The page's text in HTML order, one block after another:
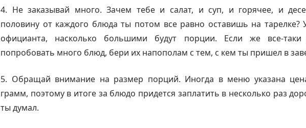
4. Не заказывай много. Зачем тебе и салат, и суп, и горячее, и
половину от каждого блюда ты потом все равно оставишь на тарелке?
официанта, насколько большими будут порции. Если же все-таки
попробовать много блюд, бери их напополам с тем, с кем ты пришел в
5. Обращай внимание на размер порций. Иногда в меню указана
грамм, поэтому в итоге за блюдо придется заплатить в несколько раз
ты думал.